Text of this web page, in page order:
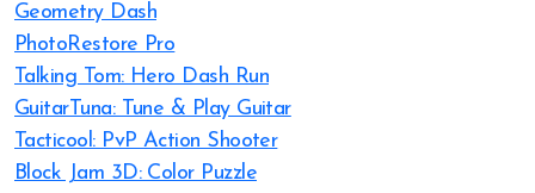
Geometry Dash
PhotoRestore Pro
Talking Tom: Hero Dash Run
GuitarTuna: Tune & Play Guitar
Tacticool: PvP Action Shooter
Block Jam 3D: Color Puzzle